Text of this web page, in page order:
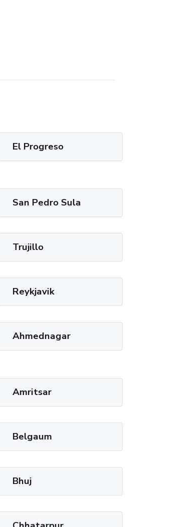
El Progreso
San Pedro Sula
Trujillo
Reykjavik
Ahmednagar
Amritsar
Belgaum
Bhuj